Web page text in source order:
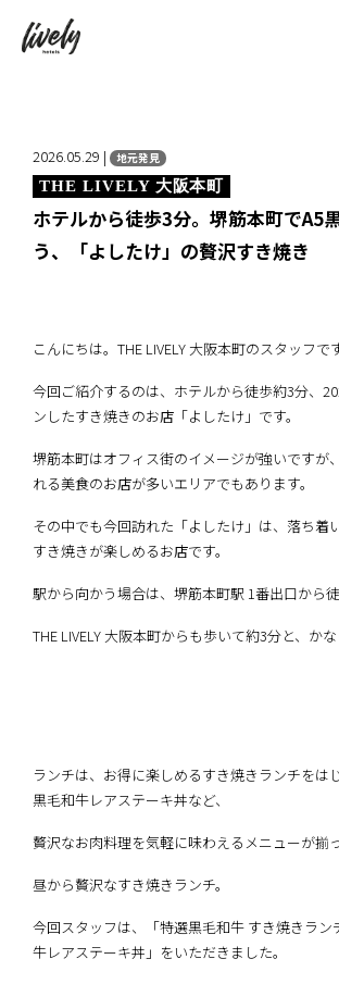
2026.05.29 | 地元発見
THE LIVELY 大阪本町
ホテルから徒歩3分。堺筋本町でA5
う、「よしたけ」の贅沢すき焼き
こんにちは。THE LIVELY 大阪本町のスタッフです
今回ご紹介するのは、ホテルから徒歩約3分、
ンしたすき焼きのお店「よしたけ」です。
堺筋本町はオフィス街のイメージが強いですが
れる美食のお店が多いエリアでもあります。
その中でも今回訪れた「よしたけ」は、落ち着
すき焼きが楽しめるお店です。
駅から向かう場合は、堺筋本町駅 1番出口から徒
THE LIVELY 大阪本町からも歩いて約3分と、かな
ランチは、お得に楽しめるすき焼きランチをは
黒毛和牛レアステーキ丼など、
贅沢なお肉料理を気軽に味わえるメニューが揃っ
昼から贅沢なすき焼きランチ。
今回スタッフは、「特選黒毛和牛 すき焼きラン
牛レアステーキ丼」をいただきました。